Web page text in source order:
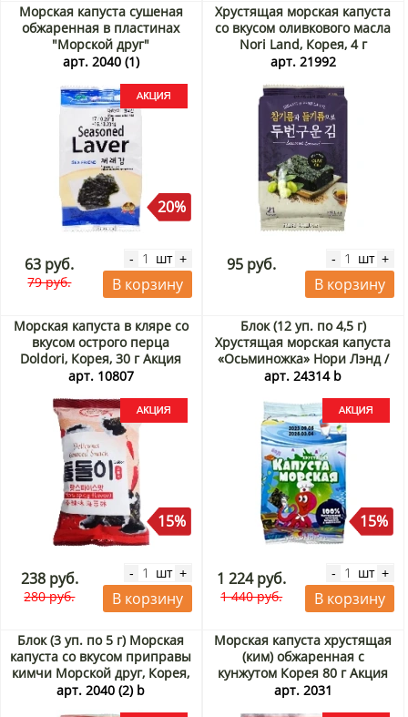
Морская капуста сушеная
обжаренная в пластинах
"Морской друг"
оригинальный вкус Корея, 5
арт. 2040 (1)
20%
63 руб.
79 руб.
- шт +
В корзину
Хрустящая морская капуста
со вкусом оливкового масла
Nori Land, Корея, 4 г
арт. 21992
95 руб. - шт +
В корзину
Морская капуста в кляре со
вкусом острого перца
Doldori, Корея, 30 г Акция
арт. 10807
15%
238 руб.
280 руб.
- шт +
В корзину
Блок (12 уп. по 4,5 г)
Хрустящая морская капуста
«Осьминожка» Нори Лэнд /
Nori Land, Корея, 4,5 г х 12
арт. 24314 b
15%
1 224 руб.
1 440 руб.
- шт +
В корзину
Блок (3 уп. по 5 г) Морская
капуста со вкусом приправы
кимчи Морской друг, Корея,
5 г х 3 шт. Акция
арт. 2040 (2) b
Морская капуста хрустящая
(ким) обжаренная с
кунжутом Корея 80 г Акция
арт. 2031